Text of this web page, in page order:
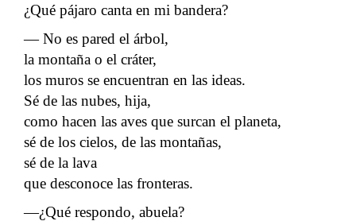
¿Qué pájaro canta en mi bandera?
― No es pared el árbol,
la montaña o el cráter,
los muros se encuentran en las ideas.
Sé de las nubes, hija,
como hacen las aves que surcan el planeta,
sé de los cielos, de las montañas,
sé de la lava
que desconoce las fronteras.
―¿Qué respondo, abuela?